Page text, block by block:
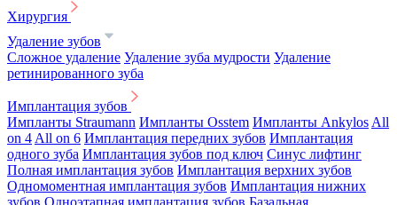
Хирургия
Удаление зубов
Сложное удаление Удаление зуба мудрости Удаление
ретинированного зуба
Имплантация зубов
Импланты Straumann Импланты Osstem Импланты Ankylos All
on 4 All on 6 Имплантация передних зубов Имплантация
одного зуба Имплантация зубов под ключ Синус лифтинг
Полная имплантация зубов Имплантация верхних зубов
Одномоментная имплантация зубов Имплантация нижних
зубов Одноэтапная имплантация зубов Базальная